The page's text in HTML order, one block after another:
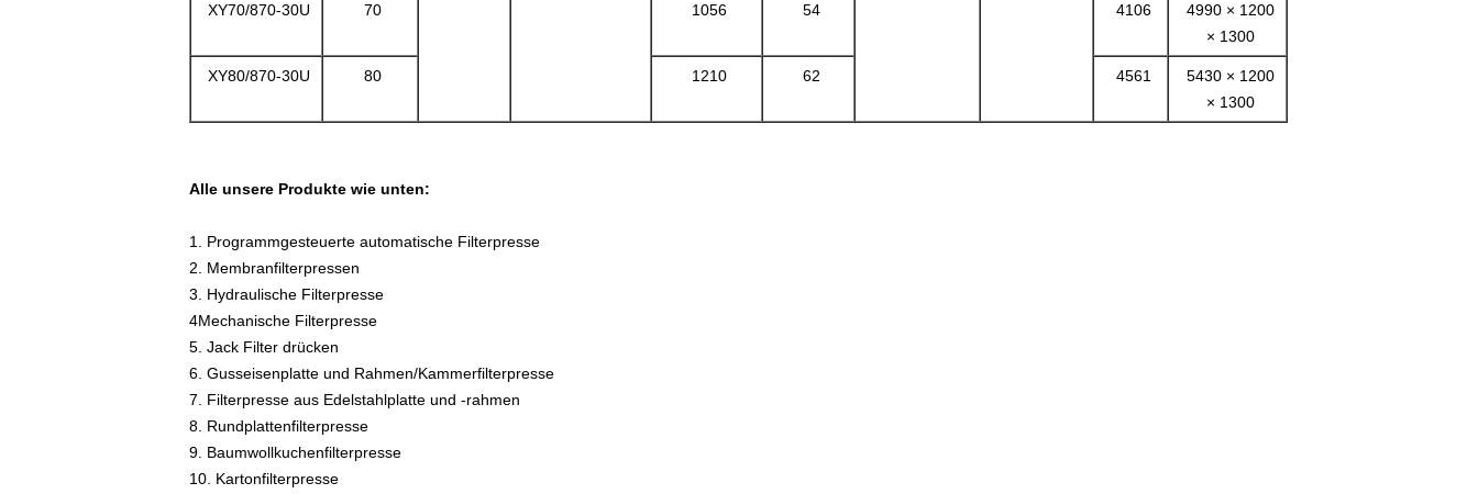
XY70/870-30U 70 1056 54 4106
4990 × 1200
× 1300
XY80/870-30U 80 1210 62 4561
5430 × 1200
× 1300
Alle unsere Produkte wie unten:
1. Programmgesteuerte automatische Filterpresse
2. Membranfilterpressen
3. Hydraulische Filterpresse
4Mechanische Filterpresse
5. Jack Filter drücken
6. Gusseisenplatte und Rahmen/Kammerfilterpresse
7. Filterpresse aus Edelstahlplatte und -rahmen
8. Rundplattenfilterpresse
9. Baumwollkuchenfilterpresse
10. Kartonfilterpresse